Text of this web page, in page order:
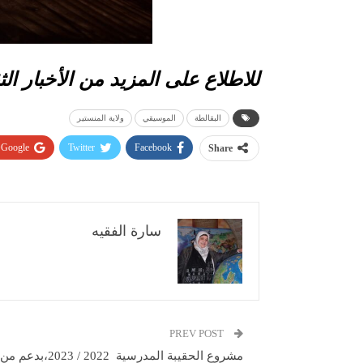
للاطلاع على المزيد من الأخبار
البقالطة الموسيقي ولاية المنستير
Share
Facebook
Twitter
Google+
سارة الفقيه
مشروع الحقيبة المدرسية